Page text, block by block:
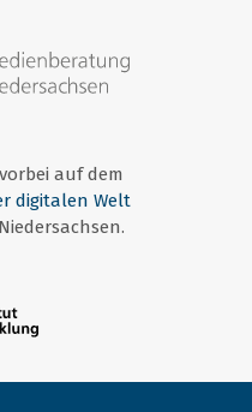
auf dem
digitalen Welt